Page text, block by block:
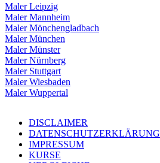
Maler Leipzig
Maler Mannheim
Maler Mönchengladbach
Maler München
Maler Münster
Maler Nürnberg
Maler Stuttgart
Maler Wiesbaden
Maler Wuppertal
DISCLAIMER
DATENSCHUTZERKLÄRUNG
IMPRESSUM
KURSE